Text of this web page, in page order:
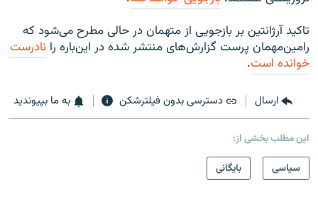
تاکید آرژانتین بر بازجویی از متهمان در حالی مطرح می‌شود که
رامین‌مهمان پرست گزارش‌های منتشر شده در این‌باره را نادرست
خوانده است.
ارسال دسترسی بدون فیلترشکن به ما بپیوندید
این مطلب بخشی از:
سیاسی
بایگانی